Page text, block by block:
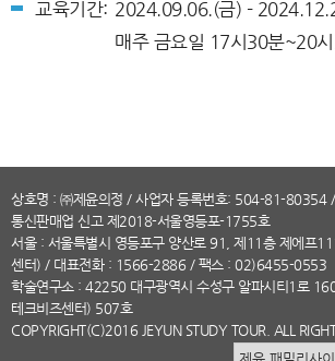
교육기간: 2024.09.06.(금) -
매주 금요일 17시30분~20
상호명 : ㈜제윤의정 / 사업자 등록번호: 504-81-80354
통신판매업 신고 제2018-서울영등포-1755호
서울 : 서울특별시 영등포구 양산로 91, 제11층 제에프
센터) / 대표전화: 1566-2886 / 팩스 : 02)6455-0553
학술연구소 : 42250 대구광역시 수성구 알파시티1로
테크비즈센터) 507호
COPYRIGHT(C)2016 JEYUN STUDY TOUR. ALL